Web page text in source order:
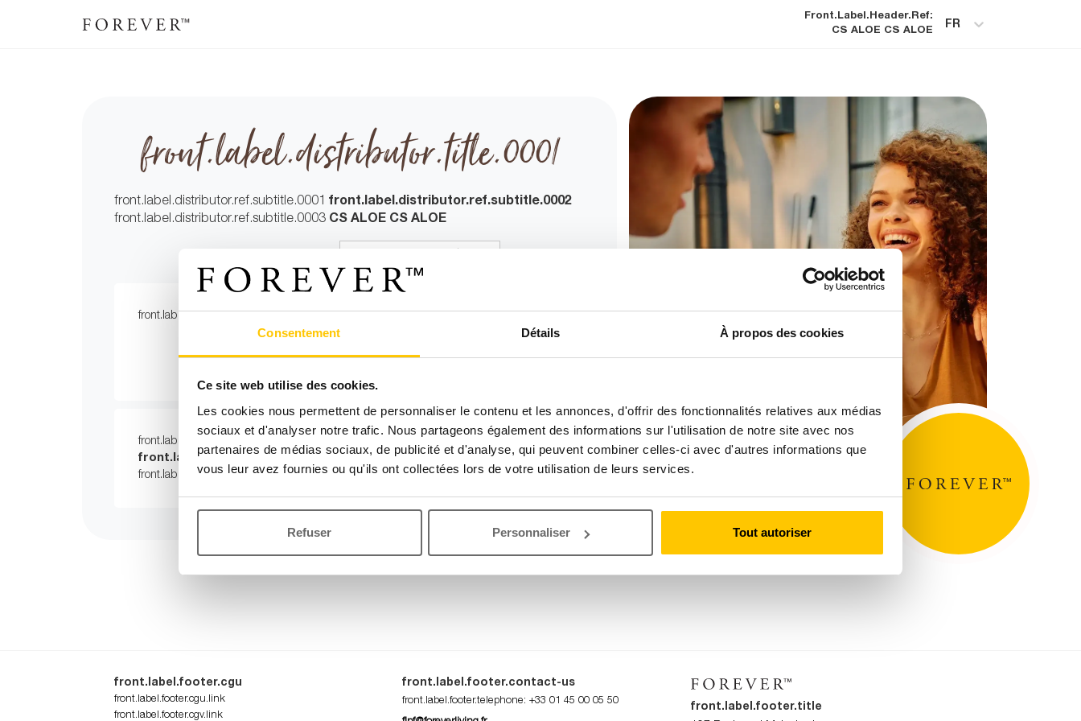
Consentement Détails À propos des cookies
Ce site web utilise des cookies.
Les cookies nous permettent de personnaliser le contenu et les annonces, d'offrir des fonctionnalités relatives aux médias
sociaux et d'analyser notre trafic. Nous partageons également des informations sur l'utilisation de notre site avec nos
partenaires de médias sociaux, de publicité et d'analyse, qui peuvent combiner celles-ci avec d'autres informations que
vous leur avez fournies ou qu'ils ont collectées lors de votre utilisation de leurs services.
Refuser Personnaliser Tout autoriser
Front.label.header.ref:
CS ALOE CS ALOE
FR
front.label.distributor.title.0001
front.label.distributor.ref.subtitle.0001 front.label.distributor.ref.subtitle.0002
front.label.distributor.ref.subtitle.0003 CS ALOE CS ALOE
front.label.distributor.subtitle.0004
front.label.distributor.subtitle.0006
front.label.privileged.client.0001
front.label.privileged.client.0002
front.label.privileged.client.0003.
front.label.privileged.client.0004
front.label.footer.cgu
front.label.footer.cgu.link
front.label.footer.cgv.link
front.label.footer.contact-us
front.label.footer.telephone: +33 01 45 00 05 50
front.label.footer.title